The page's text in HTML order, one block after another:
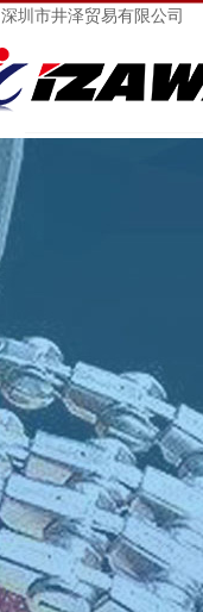
深圳市井泽贸易有限公司